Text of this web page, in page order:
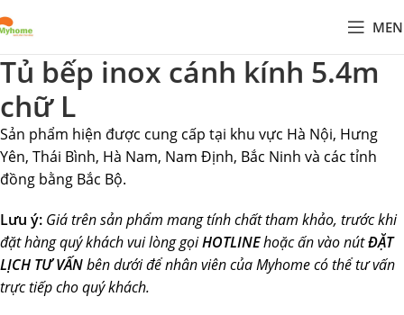
Tủ bếp inox cánh kính 5.4m
chữ L
Sản phẩm hiện được cung cấp tại khu vực Hà Nội, Hưng
Yên, Thái Bình, Hà Nam, Nam Định, Bắc Ninh và các tỉnh
đồng bằng Bắc Bộ.
Lưu ý: Giá trên sản phẩm mang tính chất tham khảo, trước khi
đặt hàng quý khách vui lòng gọiHOTLINEhoặc ấn vào nútĐẶT
LỊCH TƯ VẤNbên dưới để nhân viên của Myhome có thể tư vấn
trực tiếp cho quý khách.